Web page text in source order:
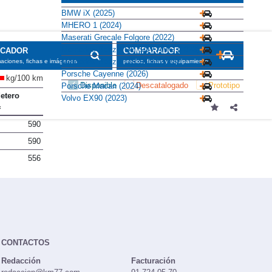
fichas e imágenes
COMPARADOR
precios, fichas y equipamiento
Disponible Descatalogado Prototipo
kg/100 km
590
590
556
BMW iX (2025)
MHERO 1 (2024)
Maserati Grecale Folgore (2022)
Mercedes-Benz EQE SUV AMG (2023)
Mercedes-Benz EQS SUV (2023)
Porsche Cayenne (2026)
Porsche Macan (2024)
Volvo EX90 (2023)
CONTACTOS
Redacción
Facturación